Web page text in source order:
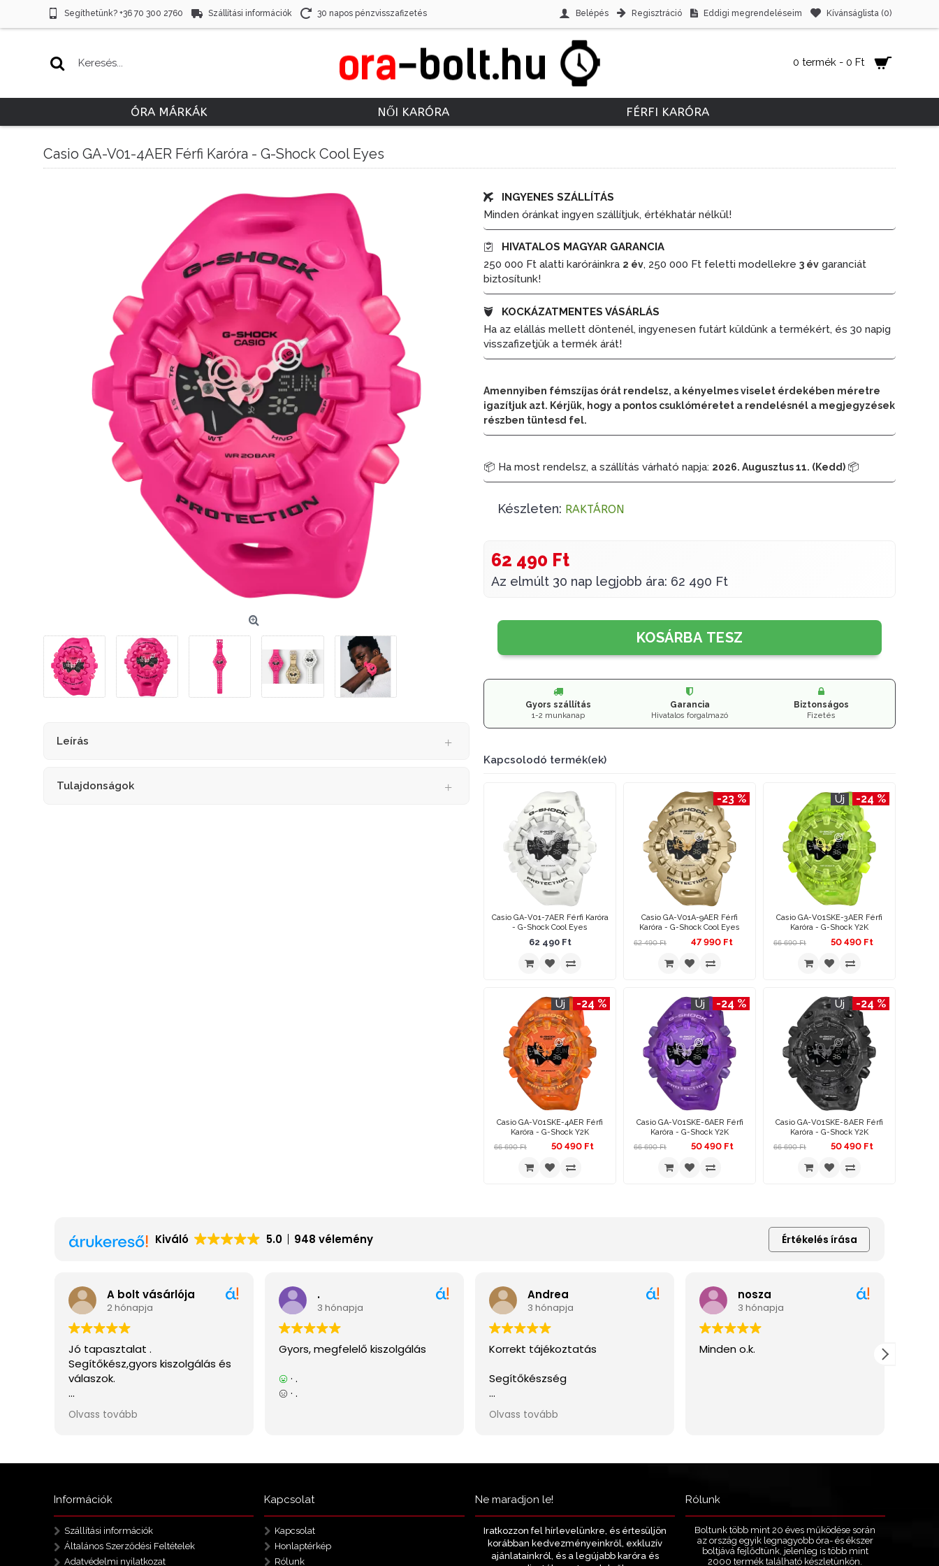
Segíthetünk? +36 70 300 2760 Szállítási információk 30 napos pénzvisszafizetés Belépés Regisztráció Eddigi megrendeléseim Kívánságlista (0)
0 termék - 0 Ft
ÓRA MÁRKÁK NŐI KARÓRA FÉRFI KARÓRA
Casio GA-V01-4AER Férfi Karóra - G-Shock Cool Eyes
Leírás
Tulajdonságok
INGYENES SZÁLLÍTÁS
Minden óránkat ingyen szállítjuk, értékhatár nélkül!
HIVATALOS MAGYAR GARANCIA
250 000 Ft alatti karóráinkra 2 év, 250 000 Ft feletti modellekre 3 év garanciát
biztosítunk!
KOCKÁZATMENTES VÁSÁRLÁS
Ha az elállás mellett döntenél, ingyenesen futárt küldünk a termékért, és 30 napig
visszafizetjük a termék árát!
Amennyiben fémszíjas órát rendelsz, a kényelmes viselet érdekében méretre
igazítjuk azt. Kérjük, hogy a pontos csuklóméretet a rendelésnél a megjegyzések
részben tüntesd fel.
📦 Ha most rendelsz, a szállítás várható napja: 2026. Augusztus 11. (Kedd) 📦
Készleten: RAKTÁRON
62 490 Ft
Az elmúlt 30 nap legjobb ára: 62 490 Ft
KOSÁRBA TESZ
Gyors szállítás
1-2 munkanap
Garancia
Hivatalos forgalmazó
Biztonságos
Fizetés
Kapcsolodó termék(ek)
Casio GA-V01-7AER Férfi Karóra
- G-Shock Cool Eyes
62 490 Ft
-23 %
Casio GA-V01A-9AER Férfi
Karóra - G-Shock Cool Eyes
62 490 Ft 47 990 Ft
Új -24 %
Casio GA-V01SKE-3AER Férfi
Karóra - G-Shock Y2K
66 690 Ft 50 490 Ft
Új -24 %
Casio GA-V01SKE-4AER Férfi
Karóra - G-Shock Y2K
66 690 Ft 50 490 Ft
Új -24 %
Casio GA-V01SKE-6AER Férfi
Karóra - G-Shock Y2K
66 690 Ft 50 490 Ft
Új -24 %
Casio GA-V01SKE-8AER Férfi
Karóra - G-Shock Y2K
66 690 Ft 50 490 Ft
Információk
Szállítási információk
Általános Szerződési Feltételek
Adatvédelmi nyilatkozat
Kapcsolat
Kapcsolat
Honlaptérkép
Rólunk
Ne maradjon le!
Iratkozzon fel hírlevelünkre, és értesüljön
korábban kedvezményeinkről, exkluzív
ajánlatainkról, és a legújabb karóra és
Rólunk
Boltunk több mint 20 éves működése során
az ország egyik legnagyobb óra- és ékszer
boltjává fejlődtünk, jelenleg is több mint
2000 termék található készletünkön.